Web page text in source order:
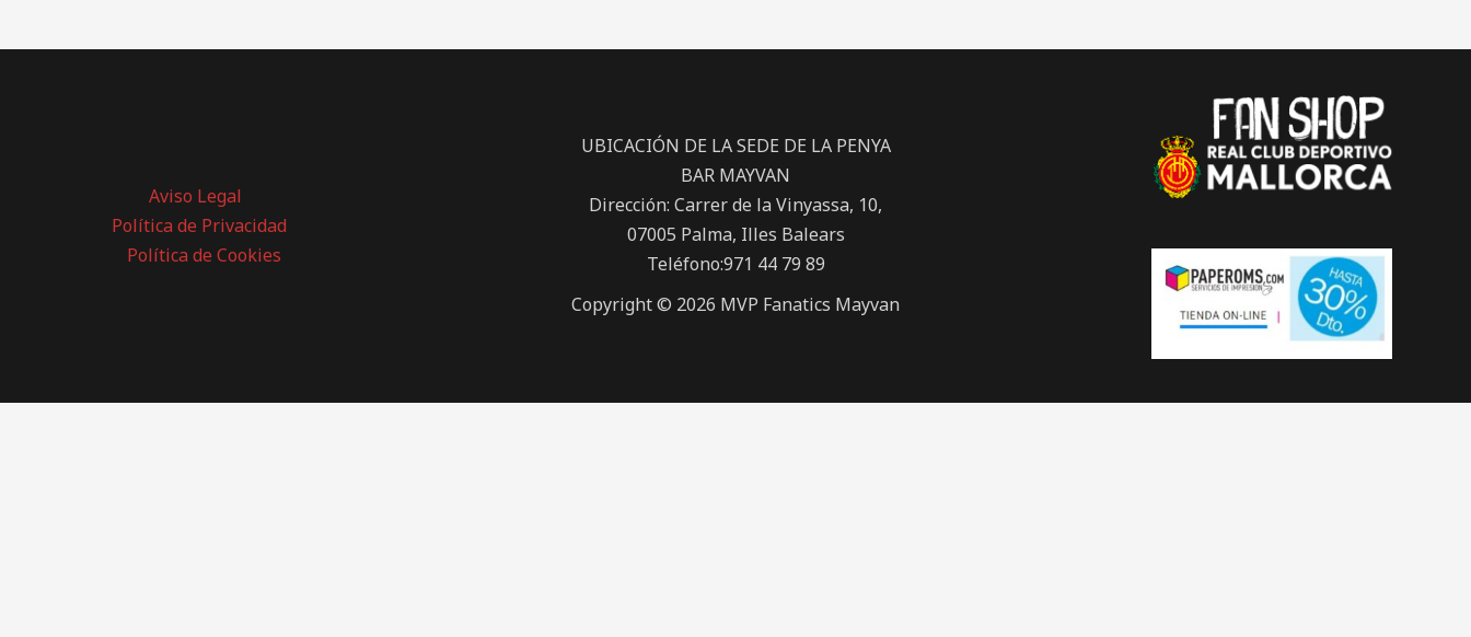
Aviso Legal
Política de Privacidad
Política de Cookies
UBICACIÓN DE LA SEDE DE LA PENYA
BAR MAYVAN
Dirección: Carrer de la Vinyassa, 10,
07005 Palma, Illes Balears
Teléfono:971 44 79 89
Copyright © 2026 MVP Fanatics Mayvan